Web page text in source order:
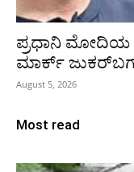
ಪ್ರಧಾನಿ ಮೋದಿಯ
ಮಾರ್ಕ್
August 5, 2026
Most read